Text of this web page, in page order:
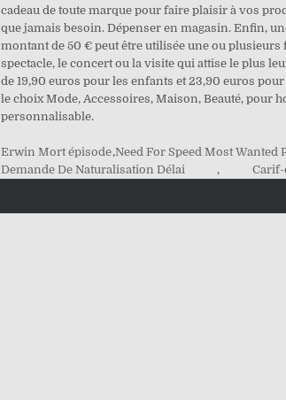
cadeau de toute marque pour faire plaisir à vos
que jamais besoin. Dépenser en magasin. Enfin,
montant de 50 € peut être utilisée une ou
spectacle, le concert ou la visite qui attise le plus
de 19,90 euros pour les enfants et 23,90 euros
le choix Mode, Accessoires, Maison, Beauté, pour
personnalisable.
Erwin Mort épisode,Need For Speed Most Wanted
Demande De Naturalisation Délai
, Carif-